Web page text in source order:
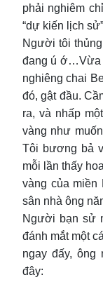
phải nghiêm
“dự kiến lịch
Người tôi
đang ú ớ…Vừa
nghiêng chai
đó, gật đầu.
ra, và nhấp
vàng như
Tôi bương bả
mỗi lần thấy
vàng của miền
sân nhà ông
Người bạn sử
đánh mắt một
ngay đấy,
đây: